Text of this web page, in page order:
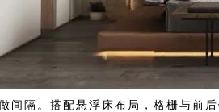
间隔。搭配悬浮床布局，格栅与前